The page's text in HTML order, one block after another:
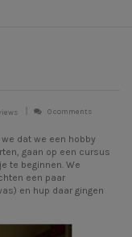
0 comments
dat we een hobby
gaan op een cursus
te beginnen. We
een paar
en hup daar gingen